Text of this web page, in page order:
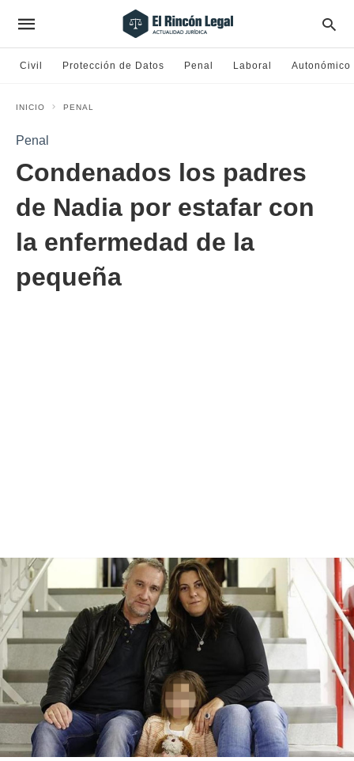
Civil Protección de Datos Penal Laboral Autonómico
INICIO PENAL
Penal
Condenados los padres
de Nadia por estafar con
la enfermedad de la
pequeña